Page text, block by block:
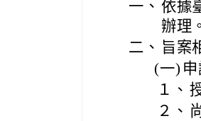
一、 依據
辦理。
二、 旨案
(一) 申
１、
２、